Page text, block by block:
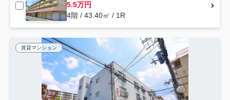
5.5万円
4階 / 43.40㎡ / 1R
賃貸マンション